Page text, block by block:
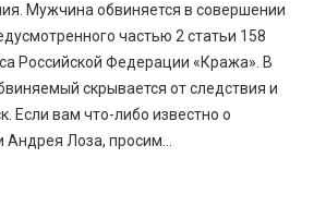
Мужчина обвиняется в совершении
частью 2 статьи 158
Российской Федерации «Кража». В
скрывается от следствия и
Если вам что-либо известно о
Лоза, просим...